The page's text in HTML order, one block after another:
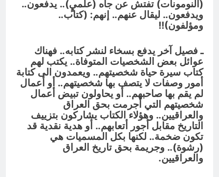
(النومونات) تفتش عن جاه (علميٍ).. يدفعون..
ويدفعون.. ليقال عنهم.. إنهم: (كتاب..
ومؤلفون)!!
ـ فصيل آخر يدفع بسخاء لنشر كتابه.. فهناك
عوائل بعض الشخصيات المتوفاة.. يكتب لهم
كتاب سيرة حياة شخصيتهم.. ويعمدون الى كتابة
أمور وصفات لا يتصف بها شخصيتهم.. أو أعمال
لم يقم بها صاحبهم.. أو يحاولون تبيض أعمال
شخصيتهم التي أجرمت بحق العراق
والعراقيين.. وهؤلاء الكتاب يشاركون بتزييف
التاريخ مقابل أجور أتعابهم.. أو هدية نقدية قد
تكون ضخمة.. لكنها بكل المسميات هي
(رشوة).. وجريمة بحق تاريخ العراق
والعراقيين.